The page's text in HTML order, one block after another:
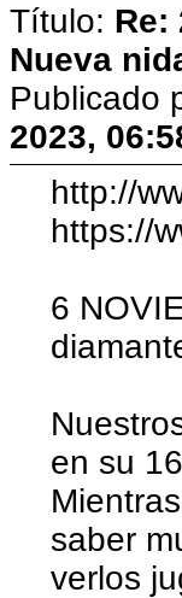
Título: Re:
Nueva
Publicado
2023,
http://
https://
6
en su
saber
verlos